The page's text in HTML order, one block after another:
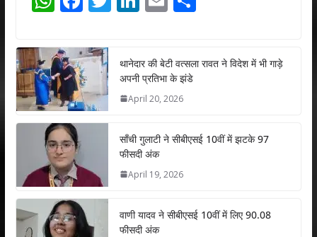
at
s
A
p
p
e
b
o
o
er e
dI
l e
थानेदार की बेटी वत्सला रावत ने विदेश में भी गाड़े
अपनी प्रतिभा के झंडे
April 20, 2026
साँची गुलाटी ने सीबीएसई 10वीं में झटके 97
फीसदी अंक
April 19, 2026
वाणी यादव ने सीबीएसई 10वीं में लिए 90.08
फीसदी अंक